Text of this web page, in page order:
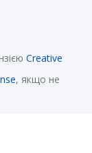
Creative
, якщо не